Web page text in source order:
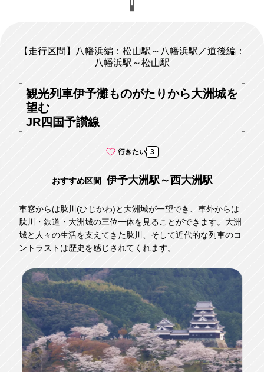
【走行区間】八幡浜編：松山駅～八幡浜駅／道後編：
八幡浜駅～松山駅
観光列車伊予灘ものがたりから大洲城を
望む
JR四国予讃線
行きたい 3
おすすめ区間 伊予大洲駅～西大洲駅
車窓からは肱川(ひじかわ)と大洲城が一望でき、車外からは
肱川・鉄道・大洲城の三位一体を見ることができます。大洲
城と人々の生活を支えてきた肱川、そして近代的な列車のコ
ントラストは歴史を感じされてくれます。